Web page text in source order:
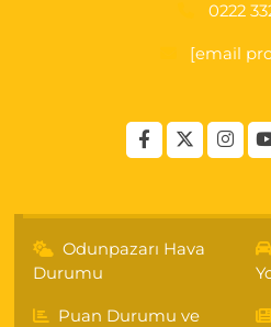
0222
[email
Odunpazarı Hava
Durumu
Puan Durumu ve